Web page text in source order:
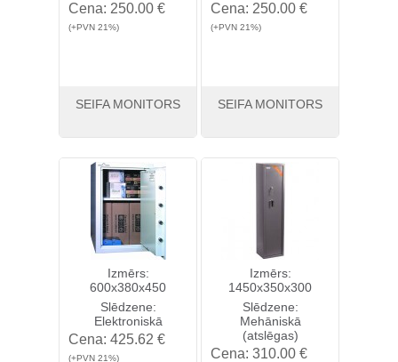
Cena: 250.00 €
(+PVN 21%)
SEIFA MONITORS
Skatīt Pirkt
Cena: 250.00 €
(+PVN 21%)
SEIFA MONITORS
Skatīt Pirkt
Izmērs:
600x380x450
Slēdzene:
Elektroniskā
Cena: 425.62 €
(+PVN 21%)
Izmērs:
1450x350x300
Slēdzene:
Mehāniskā
(atslēgas)
Cena: 310.00 €